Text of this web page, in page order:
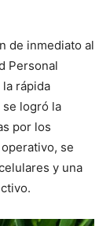
de inmediato al
Personal
la rápida
se logró la
por los
se
y una